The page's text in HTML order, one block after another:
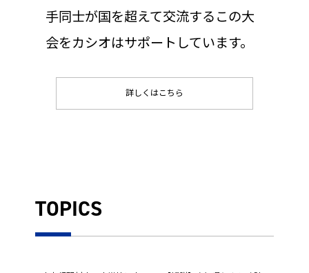
手同士が国を超えて交流するこの大
会をカシオはサポートしています。
詳しくはこちら
TOPICS